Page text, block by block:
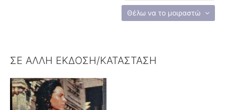
Θέλω να το μοιραστώ
ΣΕ ΑΛΛΗ ΕΚΔΟΣΗ/ΚΑΤΑΣΤΑΣΗ